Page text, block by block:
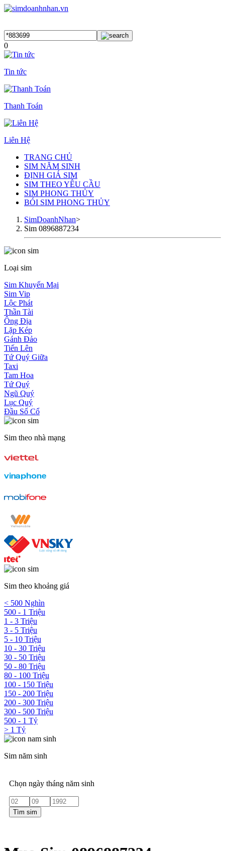
0
Tin tức
Thanh Toán
Liên Hệ
TRANG CHỦ
SIM NĂM SINH
ĐỊNH GIÁ SIM
SIM THEO YÊU CẦU
SIM PHONG THỦY
BÓI SIM PHONG THỦY
SimDoanhNhan>
Sim 0896887234
Loại sim
Sim Khuyến Mại
Sim Vip
Lộc Phát
Thần Tài
Ông Địa
Lặp Kép
Gánh Đảo
Tiến Lên
Tứ Quý Giữa
Taxi
Tam Hoa
Tứ Quý
Ngũ Quý
Lục Quý
Đầu Số Cổ
Sim theo nhà mạng
Sim theo khoảng giá
< 500 Nghìn
500 - 1 Triệu
1 - 3 Triệu
3 - 5 Triệu
5 - 10 Triệu
10 - 30 Triệu
30 - 50 Triệu
50 - 80 Triệu
80 - 100 Triệu
100 - 150 Triệu
150 - 200 Triệu
200 - 300 Triệu
300 - 500 Triệu
500 - 1 Tỷ
> 1 Tỷ
Sim năm sinh
Chọn ngày tháng năm sinh
Tìm sim